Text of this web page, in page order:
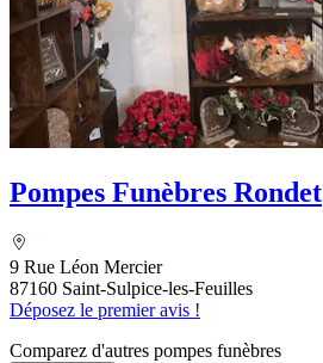
Pompes Funèbres Rondet
9 Rue Léon Mercier
87160 Saint-Sulpice-les-Feuilles
Déposez le premier avis !
Comparez d'autres pompes funèbres